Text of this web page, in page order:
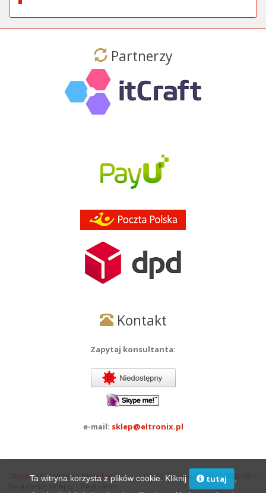
Partnerzy
Kontakt
Zapytaj konsultanta:
e-mail: sklep@eltronix.pl
Ostatnia aktualizacja: 2026-08-7
Sklep |Hurtownia|Moje konto|
Regulamin sklepu
Regulamin
Ta witryna korzysta z plików cookie. Kliknij tutaj